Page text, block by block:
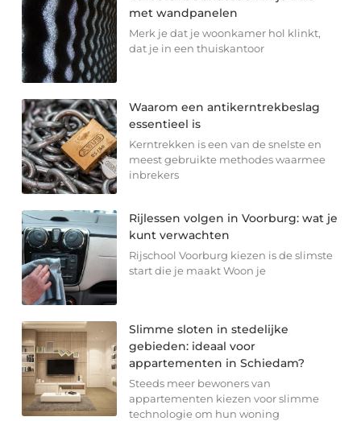
met wandpanelen
Merk je dat je woonkamer hol klinkt,
dat je in een thuiskantoor
Waarom een antikerntrekbeslag
essentieel is
Kerntrekken is een van de snelste en
meest gebruikte methodes waarmee
inbrekers
Rijlessen volgen in Voorburg: wat je
kunt verwachten
Rijschool Voorburg kiezen is de slimste
start die je maakt Woon je
Slimme sloten in stedelijke
gebieden: ideaal voor
appartementen in Schiedam?
Steeds meer bewoners van
appartementen kiezen voor slimme
technologie om hun woning